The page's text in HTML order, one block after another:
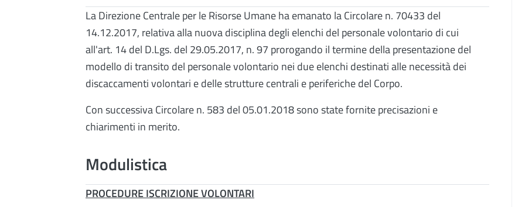
La Direzione Centrale per le Risorse Umane ha emanato la Circolare n. 70433 del
14.12.2017, relativa alla nuova disciplina degli elenchi del personale volontario di cui
all'art. 14 del D.Lgs. del 29.05.2017, n. 97 prorogando il termine della presentazione del
modello di transito del personale volontario nei due elenchi destinati alle necessità dei
discaccamenti volontari e delle strutture centrali e periferiche del Corpo.
Con successiva Circolare n. 583 del 05.01.2018 sono state fornite precisazioni e
chiarimenti in merito.
Modulistica
PROCEDURE ISCRIZIONE VOLONTARI